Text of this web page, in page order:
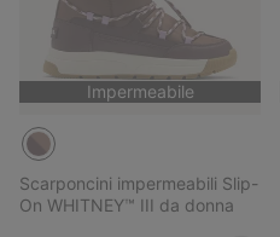
Impermeabile
Scarponcini impermeabili Slip-
On WHITNEY™ III da donna